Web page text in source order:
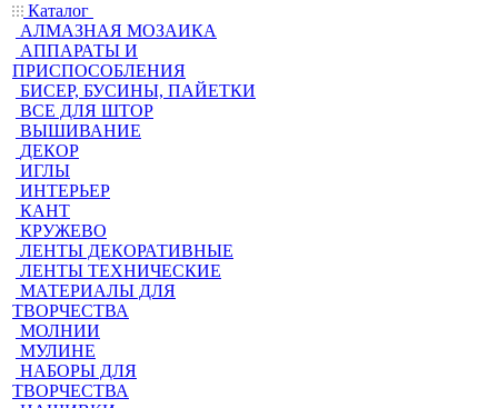
Каталог
АЛМАЗНАЯ МОЗАИКА
АППАРАТЫ И
ПРИСПОСОБЛЕНИЯ
БИСЕР, БУСИНЫ, ПАЙЕТКИ
ВСЕ ДЛЯ ШТОР
ВЫШИВАНИЕ
ДЕКОР
ИГЛЫ
ИНТЕРЬЕР
КАНТ
КРУЖЕВО
ЛЕНТЫ ДЕКОРАТИВНЫЕ
ЛЕНТЫ ТЕХНИЧЕСКИЕ
МАТЕРИАЛЫ ДЛЯ
ТВОРЧЕСТВА
МОЛНИИ
МУЛИНЕ
НАБОРЫ ДЛЯ
ТВОРЧЕСТВА